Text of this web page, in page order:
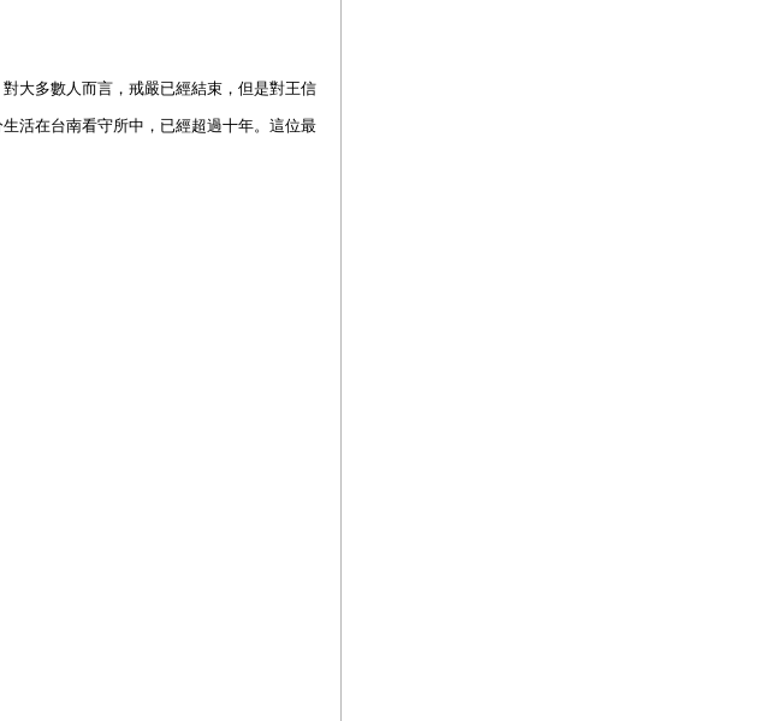
大多數人而言，戒嚴已經結束，但是對王信
活在台南看守所中，已經超過十年。這位最